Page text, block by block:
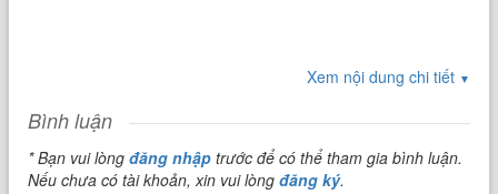
Xem nội dung chi tiết ▼
Bình luận
* Bạn vui lòngđăng nhập trước để có thể tham gia bình luận.
Nếu chưa có tài khoản, xin vui lòngđăng ký.